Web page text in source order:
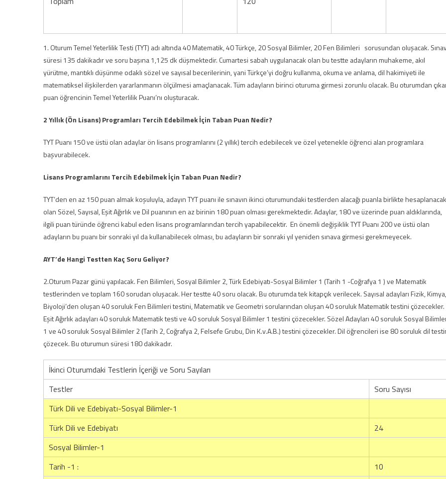
1. Oturum Temel Yeterlilik Testi (TYT) adı altında 40 Matematik, 40 Türkçe, 20 Sosyal Bilimler, 20 Fen Bilimleri sorusundan oluşacak.
süresi 135 dakikadır ve soru başına 1,125 dk düşmektedir. Cumartesi sabah uygulanacak olan bu testte adayların muhakeme, akıl
yürütme, mantıklı düşünme odaklı sözel ve sayısal becerilerinin, yani Türkçe’yi doğru kullanma, okuma ve anlama, dil hakimiyeti ile
matematiksel ilişkilerden yararlanmanın ölçülmesi amaçlanacak. Tüm adayların birinci oturuma girmesi zorunlu olacak. Bu oturumdan
puan öğrencinin Temel Yeterlilik Puanı’nı oluşturacak.
2 Yıllık (Ön Lisans) Programları Tercih Edebilmek İçin Taban Puan Nedir?
TYT Puanı 150 ve üstü olan adaylar ön lisans programlarını (2 yıllık) tercih edebilecek ve özel yetenekle öğrenci alan programlara
başvurabilecek.
Lisans Programlarını Tercih Edebilmek İçin Taban Puan Nedir?
TYT’den en az 150 puan almak koşuluyla, adayın TYT puanı ile sınavın ikinci oturumundaki testlerden alacağı puanla birlikte hesaplanacak
olan Sözel, Sayısal, Eşit Ağırlık ve Dil puanının en az birinin 180 puan olması gerekmektedir. Adaylar, 180 ve üzerinde puan aldıklarında,
ilgili puan türünde öğrenci kabul eden lisans programlarından tercih yapabilecektir. En önemli değişiklik TYT Puanı 200 ve üstü olan
adayların bu puanı bir sonraki yıl da kullanabilecek olması, bu adayların bir sonraki yıl yeniden sınava girmesi gerekmeyecek.
AYT’de Hangi Testten Kaç Soru Geliyor?
2.Oturum Pazar günü yapılacak. Fen Bilimleri, Sosyal Bilimler 2, Türk Edebiyatı-Sosyal Bilimler 1 (Tarih 1 -Coğrafya 1 ) ve Matematik
testlerinden ve toplam 160 sorudan oluşacak. Her testte 40 soru olacak. Bu oturumda tek kitapçık verilecek. Sayısal adayları Fizik, Kimya,
Biyoloji’den oluşan 40 soruluk Fen Bilimleri testini, Matematik ve Geometri sorularından oluşan 40 soruluk Matematik testini çözecekler.
Eşit Ağırlık adayları 40 soruluk Matematik testi ve 40 soruluk Sosyal Bilimler 1 testini çözecekler. Sözel Adayları 40 soruluk Sosyal
1 ve 40 soruluk Sosyal Bilimler 2 (Tarih 2, Coğrafya 2, Felsefe Grubu, Din K.v.A.B.) testini çözecekler. Dil öğrencileri ise 80 soruluk dil
çözecek. Bu oturumun süresi 180 dakikadır.
İkinci Oturumdaki Testlerin İçeriği ve Soru Sayıları
Testler
Soru Sayısı
Türk Dili ve Edebiyatı-Sosyal Bilimler-1
Türk Dili ve Edebiyatı
24
Sosyal Bilimler-1
Tarih -1 :
10